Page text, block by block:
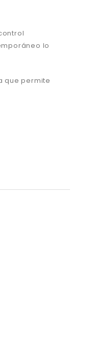
lo
que permite